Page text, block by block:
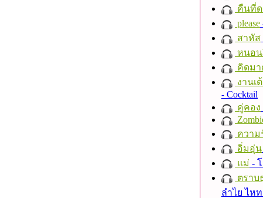
คืนที่ด
please
สาหัส
หนอน
คิดมา
งานเ
- Cocktail
คู่คอง
ความ
อิ่มอุ่น
แม่ -
ตราบ
ลำไย ไห